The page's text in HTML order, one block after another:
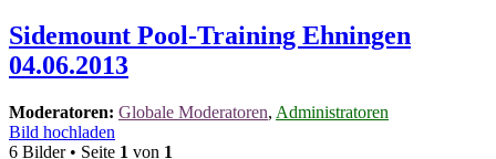
Sidemount Pool-Training Ehningen
04.06.2013
Moderatoren: Globale Moderatoren, Administratoren
Bild hochladen
6 Bilder • Seite 1 von 1